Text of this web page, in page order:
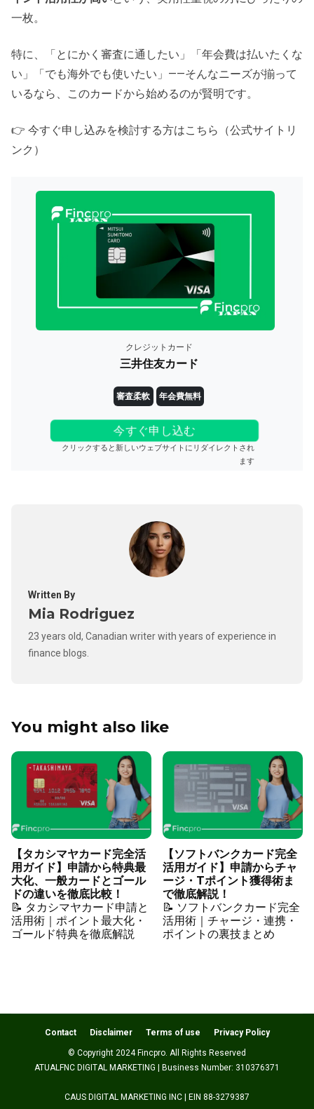
一枚。
特に、「とにかく審査に通したい」「年会費は払いたくな
い」「でも海外でも使いたい」——そんなニーズが揃って
いるなら、このカードから始めるのが賢明です。
👉 今すぐ申し込みを検討する方はこちら（公式サイトリ
ンク）
クレジットカード
三井住友カード
審査柔軟 年会費無料
今すぐ申し込む
クリックすると新しいウェブサイトにリダイレクトされ
ます
Written By
Mia Rodriguez
23 years old, Canadian writer with years of experience in
finance blogs.
You might also like
【タカシマヤカード完全活
用ガイド】申請から特典最
大化、一般カードとゴール
ドの違いを徹底比較！
📝 タカシマヤカード申請と
活用術｜ポイント最大化・
ゴールド特典を徹底解説
【ソフトバンクカード完全
活用ガイド】申請からチャ
ージ・Tポイント獲得術ま
で徹底解説！
📝 ソフトバンクカード完全
活用術｜チャージ・連携・
ポイントの裏技まとめ
Contact Disclaimer Terms of use Privacy Policy
© Copyright 2024 Fincpro. All Rights Reserved
ATUALFNC DIGITAL MARKETING | Business Number: 310376371
CAUS DIGITAL MARKETING INC | EIN 88-3279387